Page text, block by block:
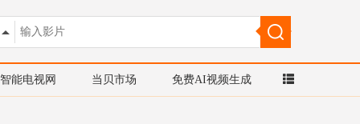
智能电视网 当贝市场 免费AI视频生成